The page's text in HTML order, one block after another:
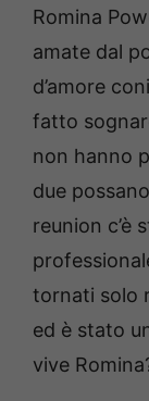
Romina
amate dal
d’amore
fatto
non hanno
due
reunion c’è
tornati solo
ed è stato
vive